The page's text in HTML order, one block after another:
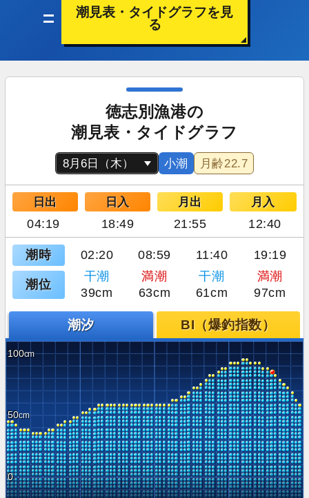
潮見表・タイドグラフを見
る
徳志別漁港の
潮見表・タイドグラフ
小潮 月齢22.7
日出 日入 月出 月入
04:19 18:49 21:55 12:40
潮時 02:20 08:59 11:40 19:19
潮位
干潮 満潮 干潮
満潮
39cm
63cm 61cm 97cm
潮汐 BI（爆釣指数）
100
50
0